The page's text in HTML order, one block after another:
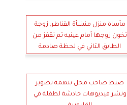
مأساة منزل منشأة القناطر: زوجة
تخون زوجها أمام عينيه ثم تقفز من
الطابق الثاني في لحظة صادمة
ضبط صاحب محل بتهمة تصوير
ونشر فيديوهات خادشة لطفلة في